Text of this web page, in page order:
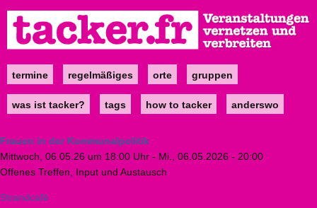
zum
Inhalt
Maintermine regelmäßiges orte gruppen
was ist tacker? tags how to tacker anderswo
Frauen in der Kommunalpolitik
Mittwoch, 06.05.26 um 18:00 Uhr - Mi., 06.05.2026 - 20:00
Offenes Treffen, Input und Austausch
Strandcafé